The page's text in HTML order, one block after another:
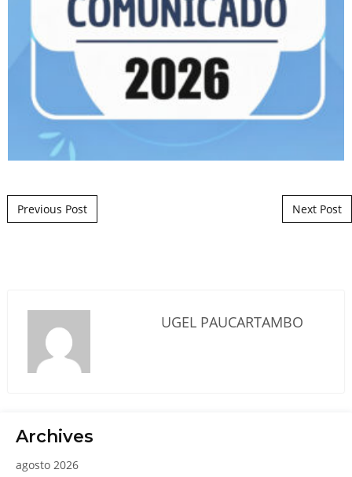
Post navigation
Previous Post Next Post
UGEL PAUCARTAMBO
Archives
agosto 2026